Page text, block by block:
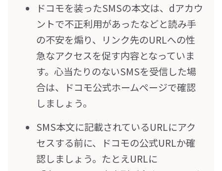
ドコモを装ったSMSの本文は、dアカウ
ントで不正利用があったなどと読み手
の不安を煽り、リンク先のURLへの性
急なアクセスを促す内容となっていま
す。心当たりのないSMSを受信した場
合は、ドコモ公式ホームページで確認
しましょう。
SMS本文に記載されているURLにアク
セスする前に、ドコモの公式URLか確
認しましょう。たとえURLに